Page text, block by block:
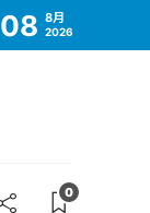
08 8月
2026
0